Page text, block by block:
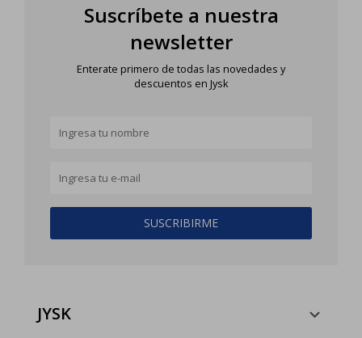
Suscríbete a nuestra
newsletter
Enterate primero de todas las novedades y
descuentos en Jysk
SUSCRIBIRME
JYSK